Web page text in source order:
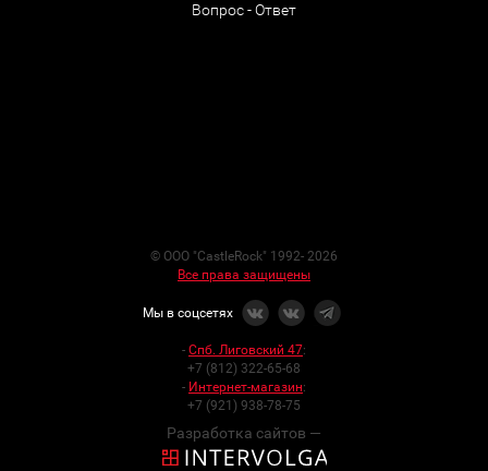
Вопрос - Ответ
© ООО "CastleRock" 1992- 2026
Все права защищены
Мы в соцсетях
- Спб. Лиговский 47:
+7 (812) 322-65-68
- Интернет-магазин:
+7 (921) 938-78-75
Разработка сайтов —